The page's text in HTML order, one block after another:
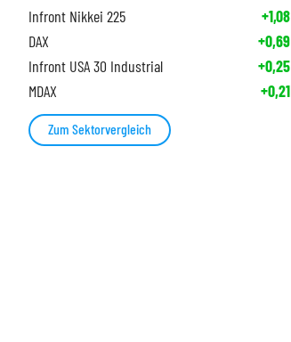
Infront Nikkei 225
+1,08
DAX +0,69
Infront USA 30 Industrial +0,25
MDAX +0,21
Zum Sektorvergleich